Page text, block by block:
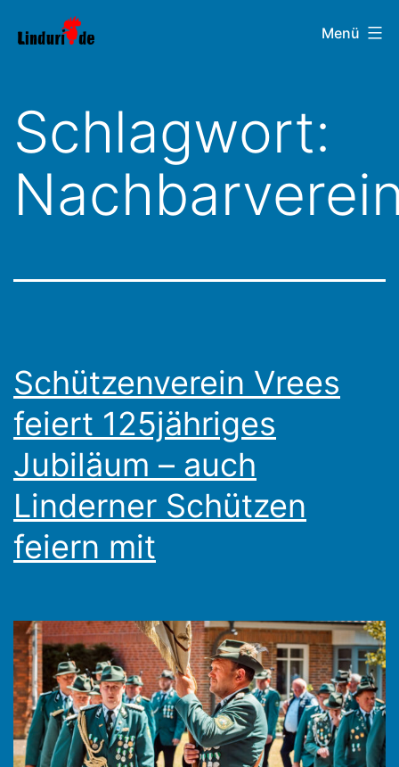
Inhalt
Linduri.de Menü
Schlagwort:
Schützenverein Vrees
feiert 125jähriges
Jubiläum – auch
Linderner Schützen
feiern mit